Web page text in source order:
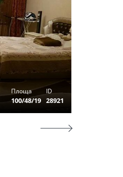
Площа
100/48/19
ID
28921